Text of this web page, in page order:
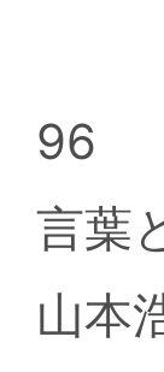
96
言葉
山本